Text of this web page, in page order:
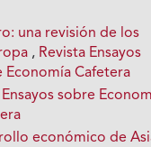
una revisión de los
, Revista Ensayos
Economía Cafetera
Ensayos sobre
económico de